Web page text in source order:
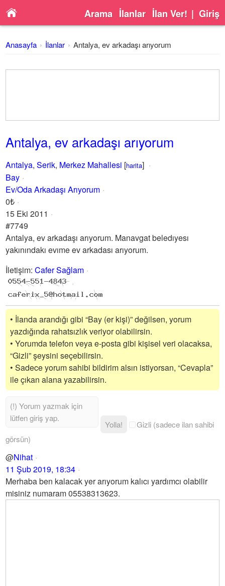
Arama İlanlar İlan Ver! | Giriş
Anasayfa İlanlar Antalya, ev arkadaşı arıyorum
Antalya, ev arkadaşı arıyorum
Antalya,Serik, Merkez Mahallesi [harita]
Bay
Ev/Oda Arkadaşı Arıyorum
0₺
15 Eki 2011
#7749
Antalya, ev arkadaşı arıyorum. Manavgat beledıyesı
yakınındakı evıme ev arkadası arıyorum.
İletişim:Cafer Sağlam
• İlanda arandığı gibi “Bay (er kişi)” değilsen, yorum
yazdığında rahatsızlık veriyor olabilirsin.
• Yorumda telefon veya e-posta gibi kişisel veri olacaksa,
“Gizli” şeysini seçebilirsin.
• Sadece yorum sahibi bildirim alsın istiyorsan, “Cevapla”
ile çıkan alana yazabilirsin.
Yolla!
Gizli (sadece ilan sahibi
görsün)
@Nihat
11 Şub 2019, 18:34
Merhaba ben kalacak yer arıyorum kalıcı yardımcı olabilir
misiniz numaram 05538313623.